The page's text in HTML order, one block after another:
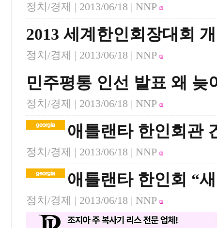
정치/경제 | 2013/06/18 | NNP
2013 세계한인회장대회
정치/경제 | 2013/06/18 | NNP
민주평통 인선 발표 왜 늦
정치/경제 | 2013/06/18 | NNP
애틀랜타 한인회관
정치/경제 | 2013/06/18 | NNP
애틀랜타 한인회 “
정치/경제 | 2013/06/18 | NNP